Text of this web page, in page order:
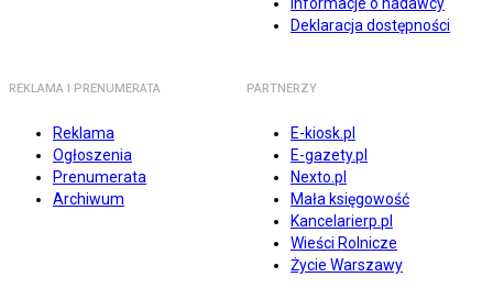
Deklaracja dostępności
REKLAMA I PRENUMERATA
Reklama
Ogłoszenia
Prenumerata
Archiwum
PARTNERZY
E-kiosk.pl
E-gazety.pl
Nexto.pl
Mała księgowość
Kancelarierp.pl
Wieści Rolnicze
Życie Warszawy